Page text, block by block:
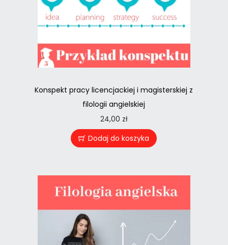
Konspekt pracy licencjackiej i magisterskiej z
filologii angielskiej
24,00 zł
Dodaj do koszyka